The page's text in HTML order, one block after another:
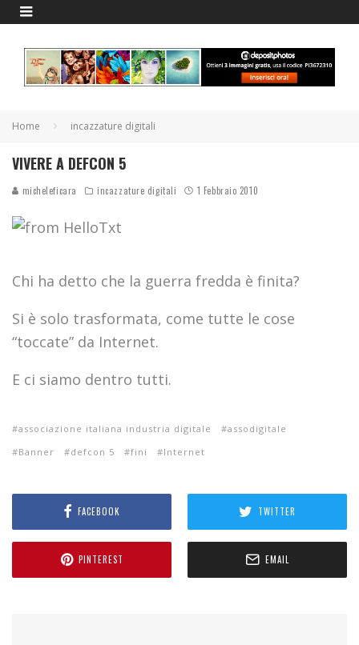
Home incazzature digitali
VIVERE A DEFCON 5
micheleficara incazzature digitali 1 Febbraio 2010
Chi ha detto che la guerra fredda è finita?
Si è solo trasformata, come tutte le cose
“toccate” da Internet.
E ci siamo dentro tutti.
associazione italiana industria digitale
assodigitale
Banner
defcon 5 fini Internet
FACEBOOK TWITTER
PINTEREST EMAIL